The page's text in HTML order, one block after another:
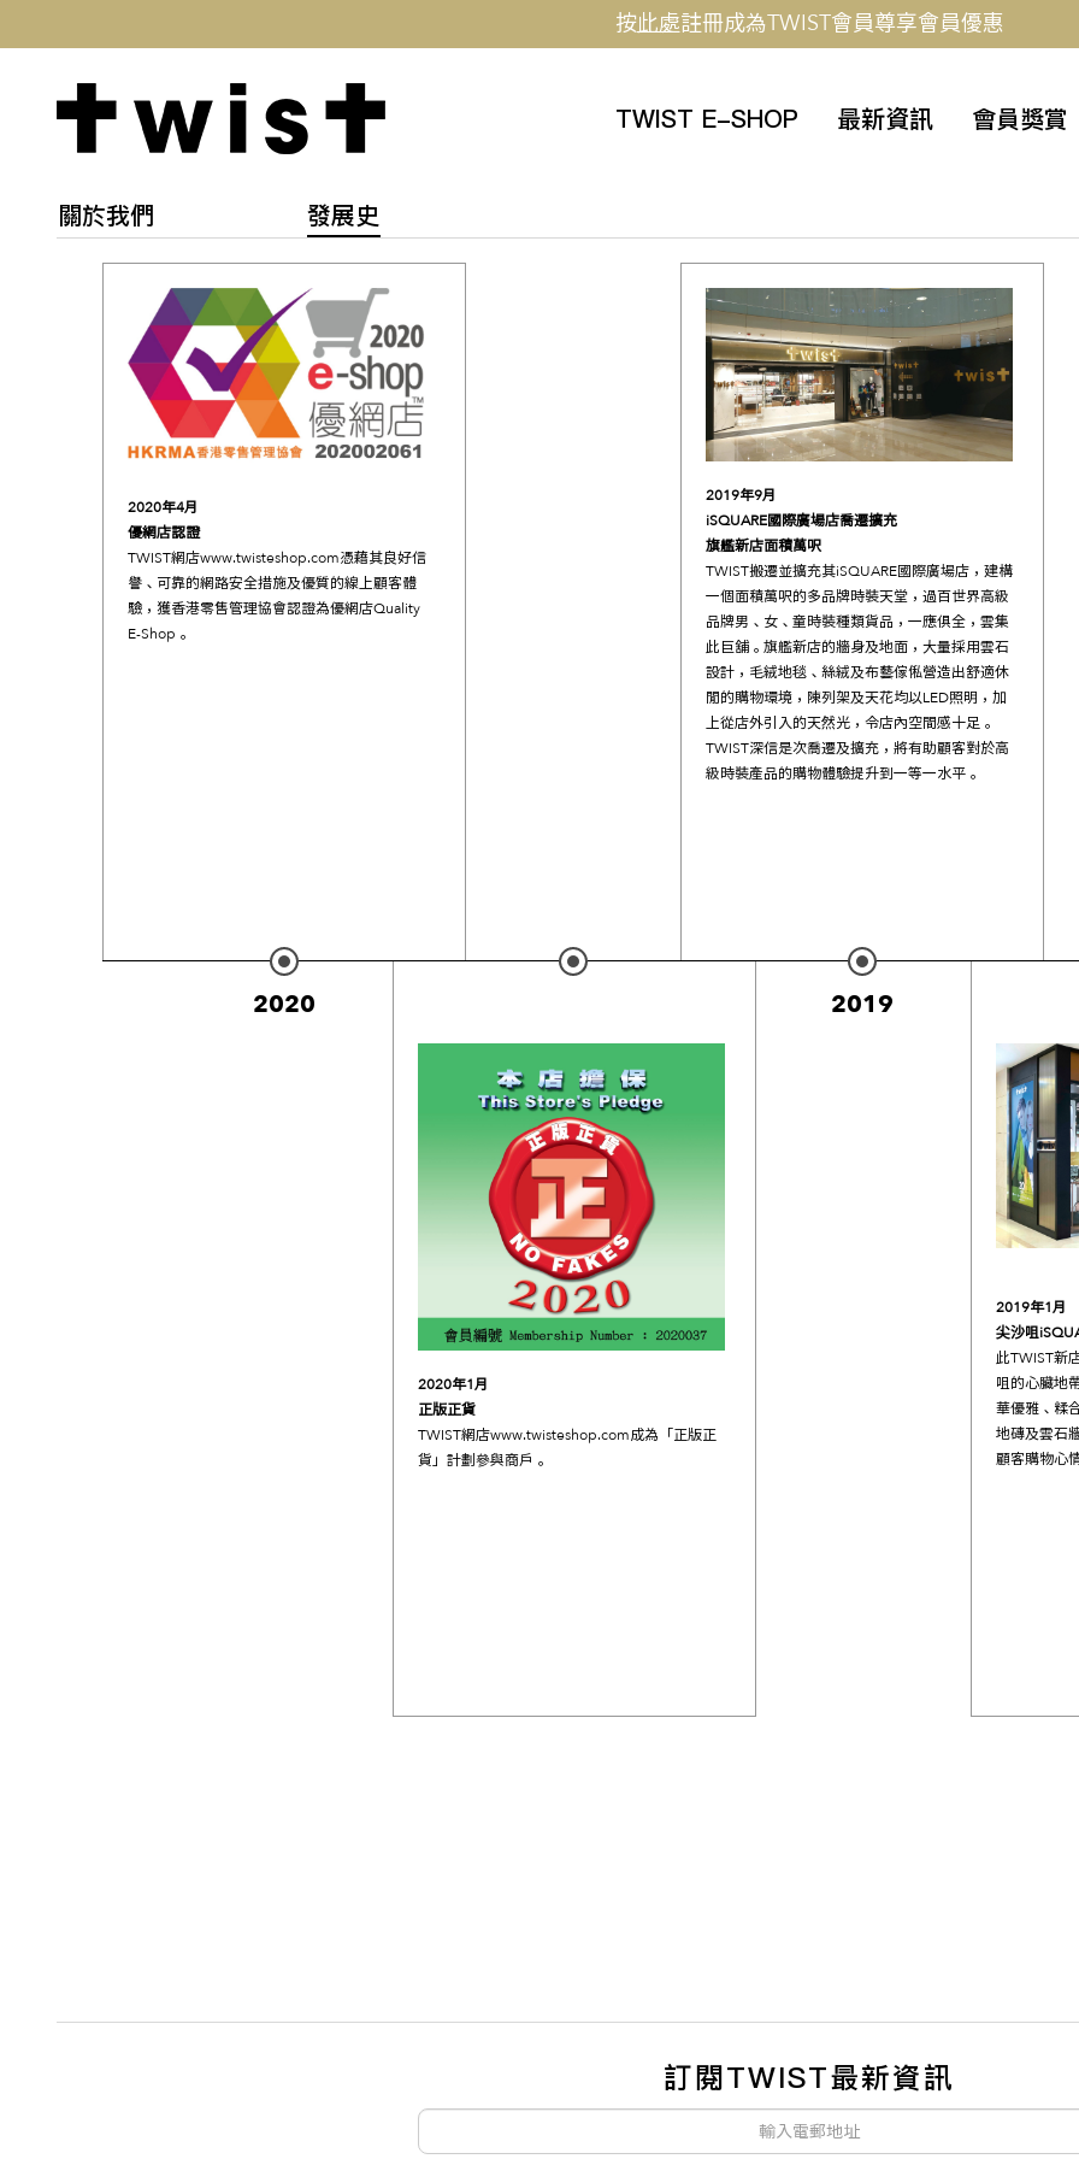
按此處註冊成為TWIST會員尊享會員優惠
TWIST E-SHOP 最新資訊 會員獎賞
關於我們 發展史
2020年4月
優網店認證
TWIST網店www.twisteshop.com憑藉其良好信
譽、可靠的網路安全措施及優質的線上顧客體
驗，獲香港零售管理協會認證為優網店Quality
E-Shop。
2019年9月
iSQUARE國際廣場店喬遷擴充
旗艦新店面積萬呎
TWIST搬遷並擴充其iSQUARE國際廣場店，建構
一個面積萬呎的多品牌時裝天堂，過百世界高級
品牌男、女、童時裝種類貨品，一應俱全，雲集
此巨舖。旗艦新店的牆身及地面，大量採用雲石
設計，毛絨地毯、絲絨及布藝傢俬營造出舒適休
閒的購物環境，陳列架及天花均以LED照明，加
上從店外引入的天然光，令店內空間感十足。
TWIST深信是次喬遷及擴充，將有助顧客對於高
級時裝產品的購物體驗提升到一等一水平。
2020 2019
2020年1月
正版正貨
TWIST網店www.twisteshop.com成為「正版正
貨」計劃參與商戶。
2019年1月
尖沙咀
此TWIST新
咀的心臟地
華優雅、糅
地磚及雲石
顧客購物心
訂閱TWIST最新資訊